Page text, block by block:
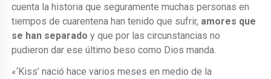
cuenta la historia que seguramente muchas personas en
tiempos de cuarentena han tenido que sufrir, amores que
se han separado y que por las circunstancias no
pudieron dar ese último beso como Dios manda.
«‘Kiss’ nació hace varios meses en medio de la